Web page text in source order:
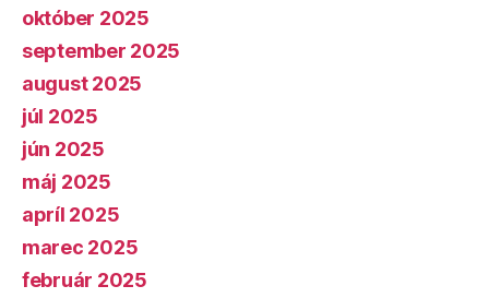
október 2025
september 2025
august 2025
júl 2025
jún 2025
máj 2025
apríl 2025
marec 2025
február 2025